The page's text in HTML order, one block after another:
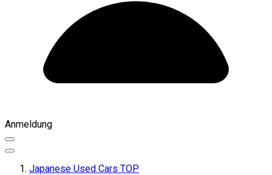
Anmeldung
Japanese Used Cars TOP